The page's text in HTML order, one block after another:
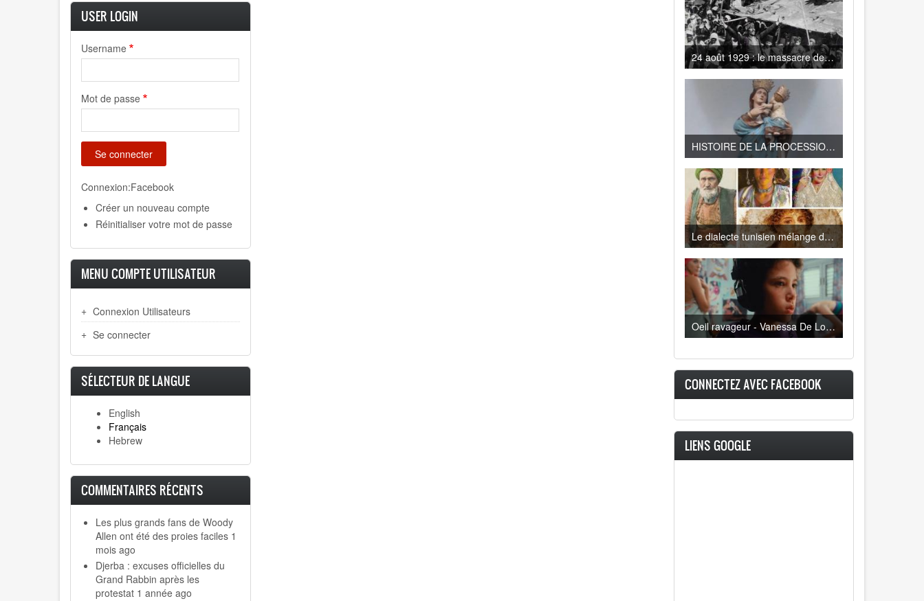
USER LOGIN
Username
Mot de passe
Connexion:Facebook
Créer un nouveau compte
Réinitialiser votre mot de passe
MENU COMPTE UTILISATEUR
Connexion Utilisateurs
Se connecter
SÉLECTEUR DE LANGUE
English
Français
Hebrew
COMMENTAIRES RÉCENTS
Les plus grands fans de Woody
Allen ont été des proies faciles 1
mois ago
Djerba : excuses officielles du
Grand Rabbin après les
protestat 1 année ago
24 août 1929 : le massacre des juifs d'Hébron
HISTOIRE DE LA PROCESSION DE LA VIERGE DE TRAPANI A LA GOULETTE
Le dialecte tunisien mélange de Turc, d’Espagnol, de Français , de Berbère, d’Italien…
Oeil ravageur - Vanessa De Loya Stauber
CONNECTEZ AVEC FACEBOOK
LIENS GOOGLE